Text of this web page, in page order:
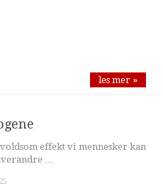
les mer »
effekt vi mennesker kan
…